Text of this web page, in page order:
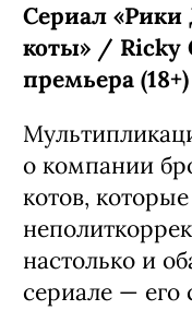
Сериал
коты» / Ricky
премьера (18+)
о компании
котов,
настолько и
сериале — его